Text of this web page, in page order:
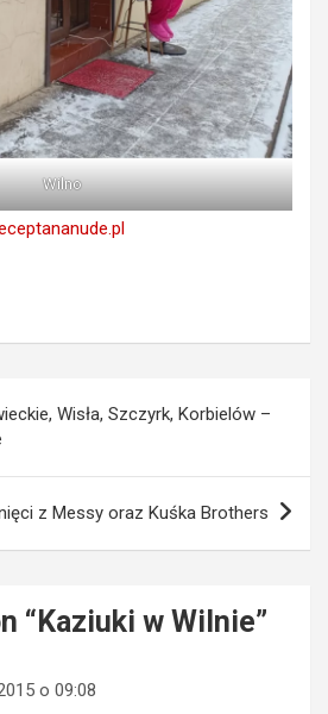
Wilno
Wisła, Szczyrk, Korbielów –
z Messy oraz Kuśka Brothers
“ Kaziuki w Wilnie”
o 09:08